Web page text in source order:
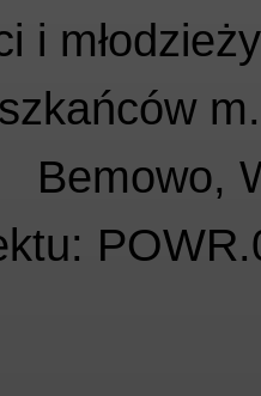
i
Bemowo,